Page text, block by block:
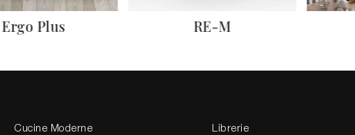
Ergo Plus RE-M
Cucine Moderne
Librerie